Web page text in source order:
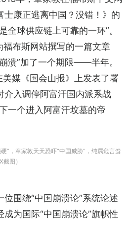
士康正逃离中国？没错！》的
全球供应链上可靠的一环”。
布斯网站撰写的一篇文章
溃”加了一个期限——半年。
媒《国会山报》上发表了署
介入调停阿富汗国内派系战
一个进入阿富汗坟墓的帝
”，章家敦天天恐吓“中国威胁”，纯属危言耸
图）
围绕“中国崩溃论”系统论述
为国际“中国崩溃论”旗帜性